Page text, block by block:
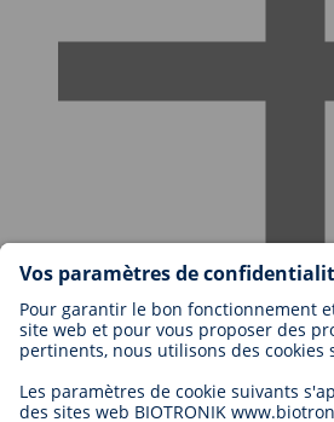
Travailler chez BIOTRONIK
Niveaux de carrière
Candidature
Opportunité de carrière